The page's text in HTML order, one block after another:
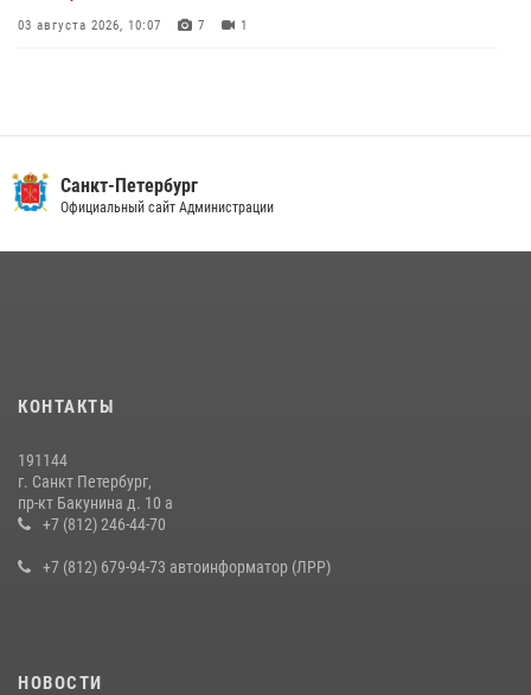
03 августа 2026, 10:07 7 1
В Красногвардейском районе росгвардейцы задержали хулигана,
угрожавшего мужчине пневматическим пистолетом
на III Международном петербургском цифровом форуме
В Ленобласти сотрудники Росгвардии провели встречу с
воспитанниками детского клуба «Умные каникулы»
Санкт-Петербург
Официальный сайт Администрации
КОНТАКТЫ
191144
г. Санкт Петербург,
пр-кт Бакунина д. 10 а
+7 (812) 246-44-70
+7 (812) 679-94-73 автоинформатор (ЛРР)
НОВОСТИ